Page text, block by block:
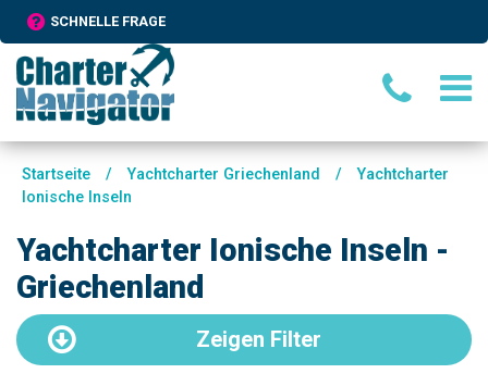
SCHNELLE FRAGE
Startseite / Yachtcharter Griechenland /
Yachtcharter
Ionische Inseln
Yachtcharter Ionische Inseln -
Griechenland
Zeigen Filter